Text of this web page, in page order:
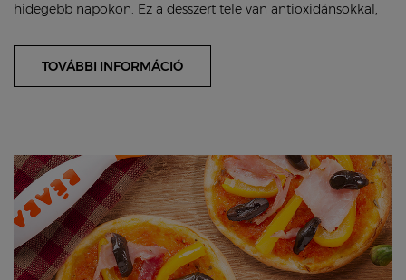
hidegebb napokon. Ez a desszert tele van antioxidánsokkal,
TOVÁBBI INFORMÁCIÓ